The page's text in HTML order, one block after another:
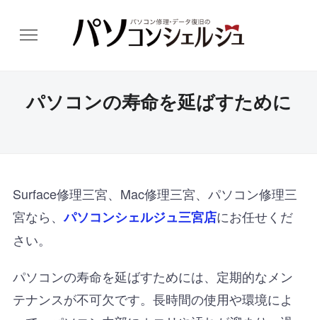
パソコンの寿命を延ばすために
Surface修理三宮、Mac修理三宮、パソコン修理三
宮なら、パソコンシェルジュ三宮店にお任せくだ
さい。
パソコンの寿命を延ばすためには、定期的なメン
テナンスが不可欠です。長時間の使用や環境によ